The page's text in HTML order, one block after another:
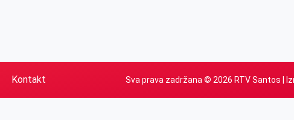
Kontakt Sva prava zadržana © 2026 RTV Santos |